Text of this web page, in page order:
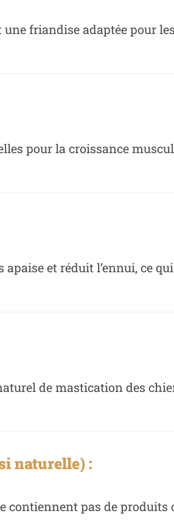
friandise adaptée pour
pour la croissance
et réduit l’ennui, ce
de mastication des
naturelle) :
contiennent pas de produits